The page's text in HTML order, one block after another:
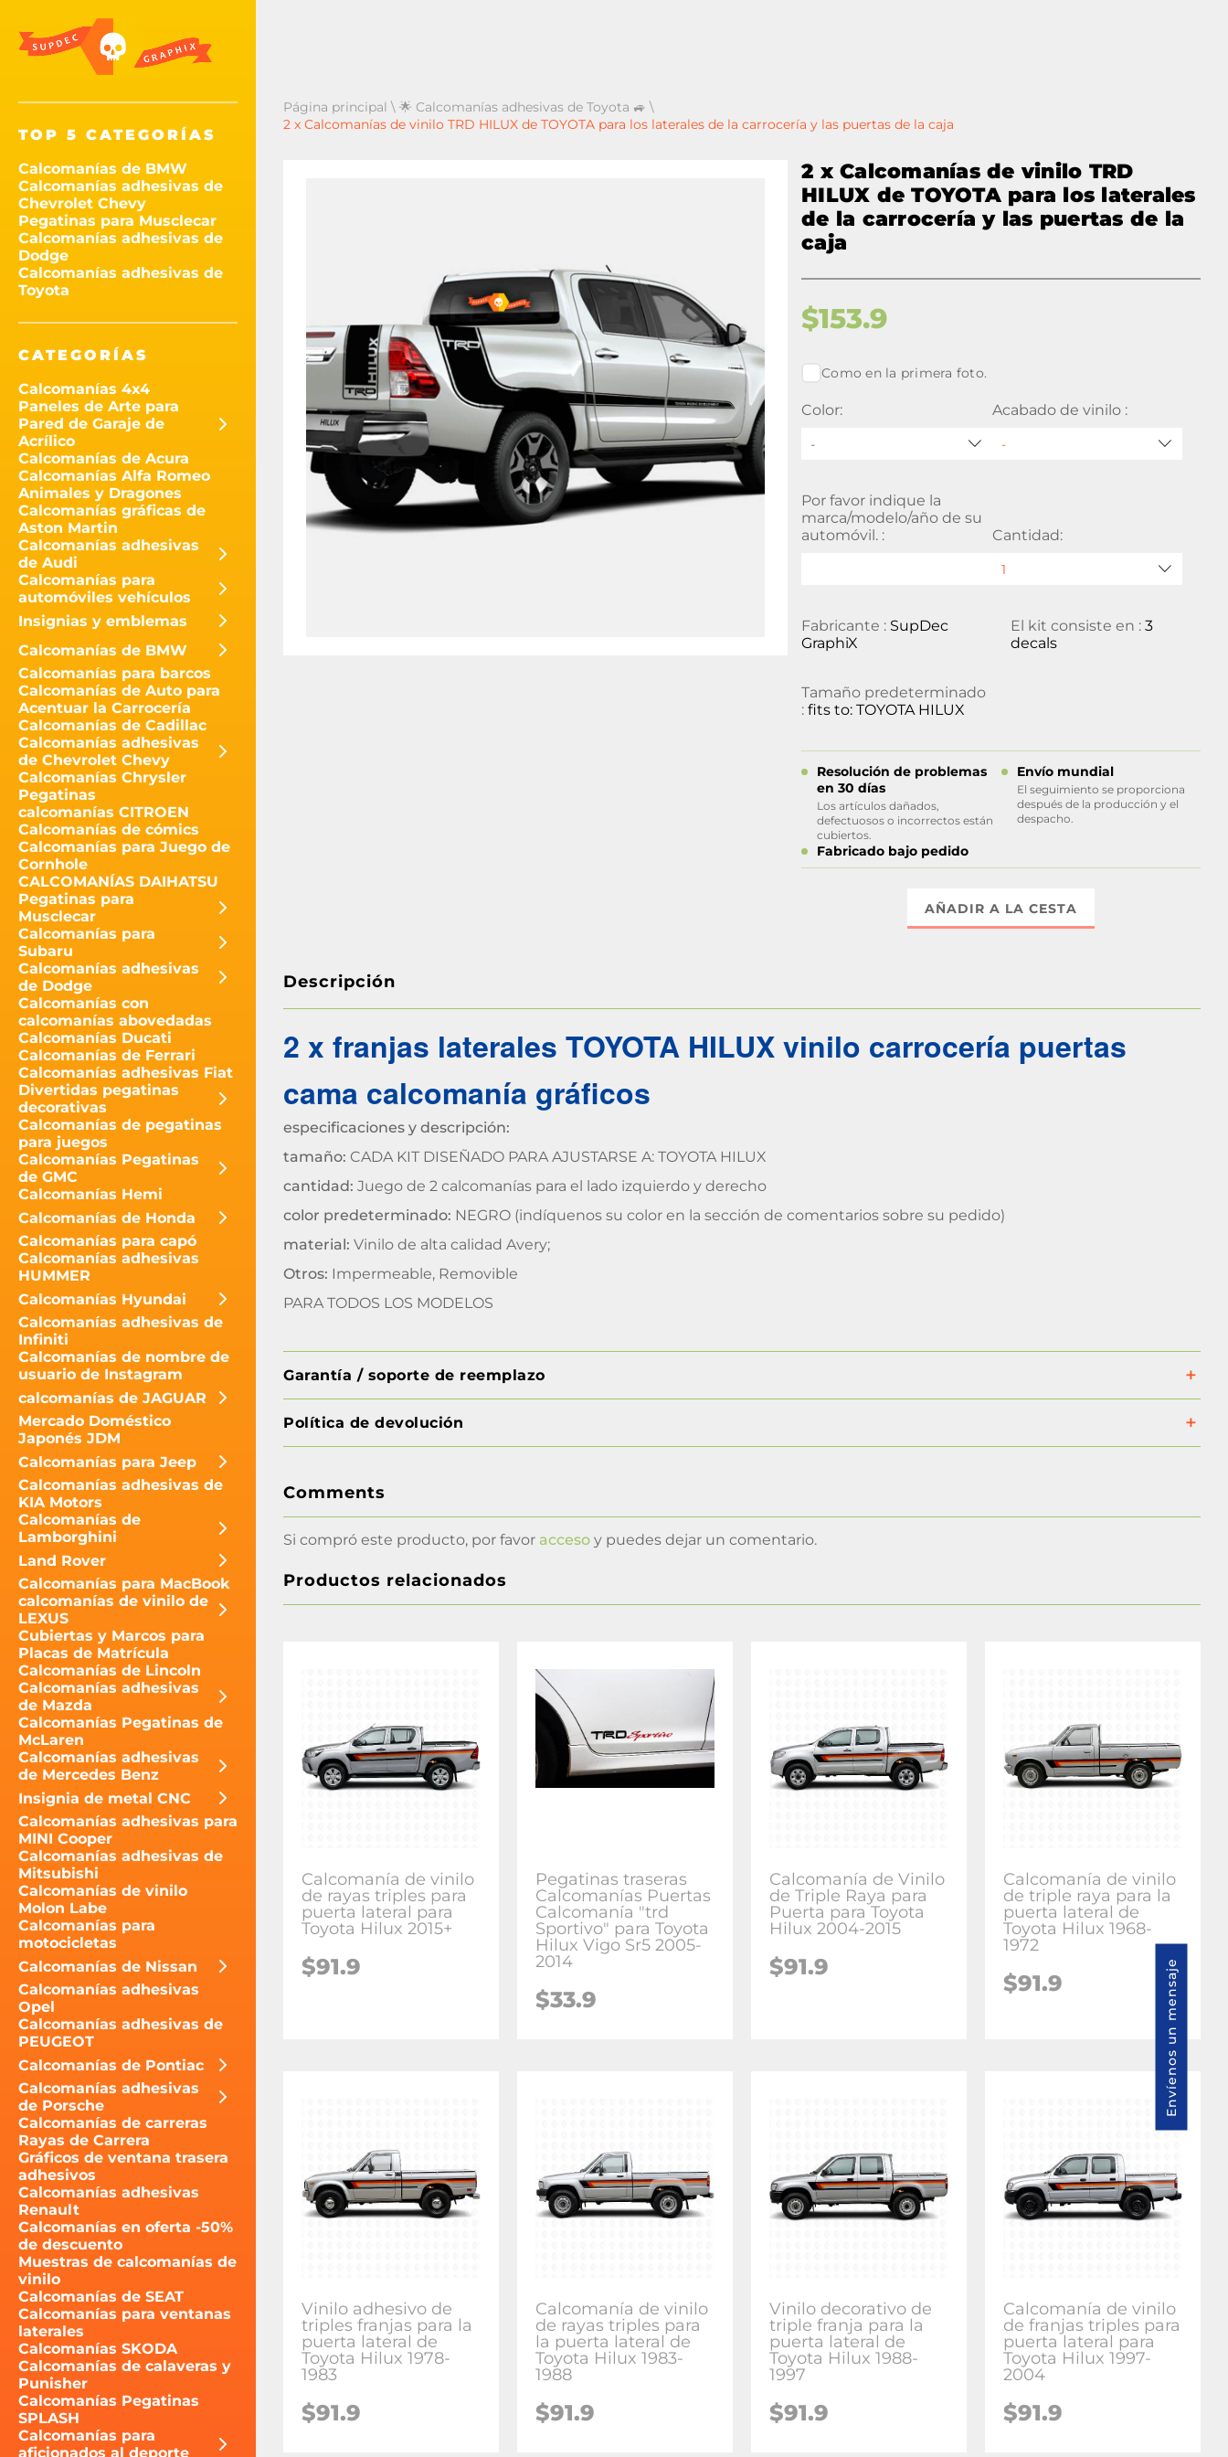
TOP 5 CATEGORÍAS
Calcomanías de BMW
Calcomanías adhesivas de
Chevrolet Chevy
Pegatinas para Musclecar
Calcomanías adhesivas de
Dodge
Calcomanías adhesivas de
Toyota
CATEGORÍAS
Calcomanías 4x4
Paneles de Arte para
Pared de Garaje de
Acrílico
Calcomanías de Acura
Calcomanías Alfa Romeo
Animales y Dragones
Calcomanías gráficas de
Aston Martin
Calcomanías adhesivas
de Audi
Calcomanías para
automóviles vehículos
Insignias y emblemas
Calcomanías de BMW
Calcomanías para barcos
Calcomanías de Auto para
Acentuar la Carrocería
Calcomanías de Cadillac
Calcomanías adhesivas
de Chevrolet Chevy
Calcomanías Chrysler
Pegatinas
calcomanías CITROEN
Calcomanías de cómics
Calcomanías para Juego de
Cornhole
CALCOMANÍAS DAIHATSU
Pegatinas para
Musclecar
Calcomanías para
Subaru
Calcomanías adhesivas
de Dodge
Calcomanías con
calcomanías abovedadas
Calcomanías Ducati
Calcomanías de Ferrari
Calcomanías adhesivas Fiat
Divertidas pegatinas
decorativas
Calcomanías de pegatinas
para juegos
Calcomanías Pegatinas
de GMC
Calcomanías Hemi
Calcomanías de Honda
Calcomanías para capó
Calcomanías adhesivas
HUMMER
Calcomanías Hyundai
Calcomanías adhesivas de
Infiniti
Calcomanías de nombre de
usuario de Instagram
calcomanías de JAGUAR
Mercado Doméstico
Japonés JDM
Calcomanías para Jeep
Calcomanías adhesivas de
KIA Motors
Calcomanías de
Lamborghini
Land Rover
Calcomanías para MacBook
calcomanías de vinilo de
LEXUS
Cubiertas y Marcos para
Placas de Matrícula
Calcomanías de Lincoln
Calcomanías adhesivas
de Mazda
Calcomanías Pegatinas de
McLaren
Calcomanías adhesivas
de Mercedes Benz
Insignia de metal CNC
Calcomanías adhesivas para
MINI Cooper
Calcomanías adhesivas de
Mitsubishi
Calcomanías de vinilo
Molon Labe
Calcomanías para
motocicletas
Calcomanías de Nissan
Calcomanías adhesivas
Opel
Calcomanías adhesivas de
PEUGEOT
Calcomanías de Pontiac
Calcomanías adhesivas
de Porsche
Calcomanías de carreras
Rayas de Carrera
Gráficos de ventana trasera
adhesivos
Calcomanías adhesivas
Renault
Calcomanías en oferta -50%
de descuento
Muestras de calcomanías de
vinilo
Calcomanías de SEAT
Calcomanías para ventanas
laterales
Calcomanías SKODA
Calcomanías de calaveras y
Punisher
Calcomanías Pegatinas
SPLASH
Calcomanías para
aficionados al deporte
Página principal \ 🌟 Calcomanías adhesivas de Toyota 🚙 \
2 x Calcomanías de vinilo TRD HILUX de TOYOTA para los laterales de la carrocería y las puertas de la caja
2 x Calcomanías de vinilo TRD
HILUX de TOYOTA para los laterales
de la carrocería y las puertas de la
caja
$153.9
Como en la primera foto.
Color:
-
Acabado de vinilo :
Por favor indique la
marca/modelo/año de su
automóvil. :
Cantidad:
Fabricante : SupDec
GraphiX
El kit consiste en : 3
decals
Tamaño predeterminado
:fits to: TOYOTA HILUX
Resolución de problemas
en 30 días
Los artículos dañados,
defectuosos o incorrectos están
cubiertos.
Envío mundial
El seguimiento se proporciona
después de la producción y el
despacho.
Fabricado bajo pedido
AÑADIR A LA CESTA
Descripción
2 x franjas laterales TOYOTA HILUX vinilo carrocería puertas
cama calcomanía gráficos
especificaciones y descripción:
tamaño: CADA KIT DISEÑADO PARA AJUSTARSE A: TOYOTA HILUX
cantidad: Juego de 2 calcomanías para el lado izquierdo y derecho
color predeterminado: NEGRO (indíquenos su color en la sección de comentarios sobre su pedido)
material: Vinilo de alta calidad Avery;
Otros: Impermeable, Removible
PARA TODOS LOS MODELOS
Garantía / soporte de reemplazo
Política de devolución
Comments
Si compró este producto, por favor acceso y puedes dejar un comentario.
Productos relacionados
Calcomanía de vinilo
de rayas triples para
puerta lateral para
Toyota Hilux 2015+
$91.9
Pegatinas traseras
Calcomanías Puertas
Calcomanía "trd
Sportivo" para Toyota
Hilux Vigo Sr5 2005-
2014
$33.9
Calcomanía de Vinilo
de Triple Raya para
Puerta para Toyota
Hilux 2004-2015
$91.9
Calcomanía de vinilo
de triple raya para la
puerta lateral de
Toyota Hilux 1968-
1972
$91.9
Vinilo adhesivo de
triples franjas para la
puerta lateral de
Toyota Hilux 1978-
1983
$91.9
Calcomanía de vinilo
de rayas triples para
la puerta lateral de
Toyota Hilux 1983-
1988
$91.9
Vinilo decorativo de
triple franja para la
puerta lateral de
Toyota Hilux 1988-
1997
$91.9
Calcomanía de vinilo
de franjas triples para
puerta lateral para
Toyota Hilux 1997-
2004
$91.9
Envíenos un mensaje